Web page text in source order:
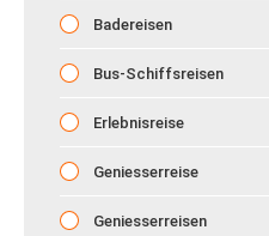
Badereisen
Bus-Schiffsreisen
Erlebnisreise
Geniesserreise
Geniesserreisen